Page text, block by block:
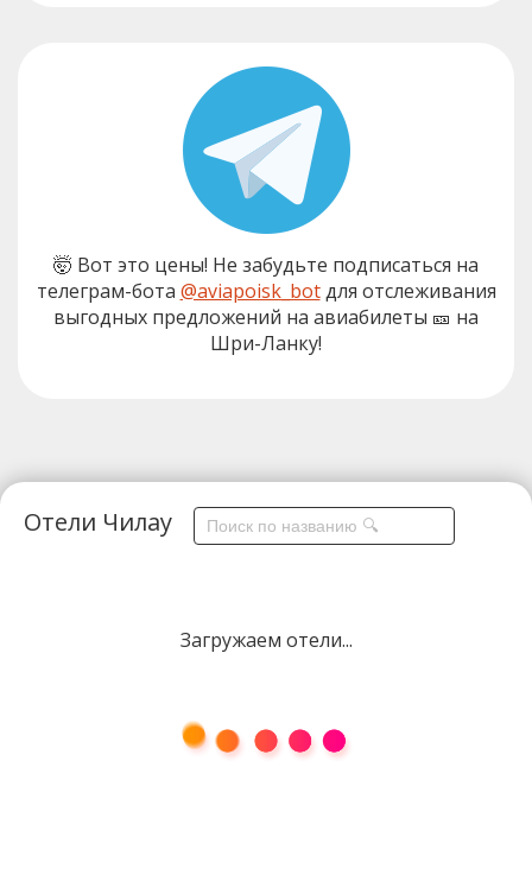
🤯 Вот это цены! Не забудьте подписаться на
телеграм-бота @aviapoisk_botдля отслеживания
выгодных предложений на авиабилеты 🎫 на
Шри-Ланку!
Отели Чилау
Загружаем отели...